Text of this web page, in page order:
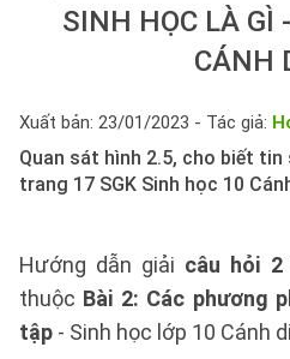
SINH HỌC LÀ GÌ
CÁNH
Xuất bản: 23/01/2023 - Tác giả:
Quan sát hình 2.5, cho biết
trang 17 SGK Sinh học 10
Hướng dẫn giải câu hỏi 2
thuộc Bài 2: Các phương
tập - Sinh học lớp 10 Cánh